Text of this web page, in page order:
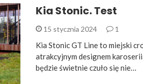
Kia Stonic. Test
15 stycznia 2024 1
Kia Stonic GT Line to miejski
atrakcyjnym designem
będzie świetnie czuło się nie…